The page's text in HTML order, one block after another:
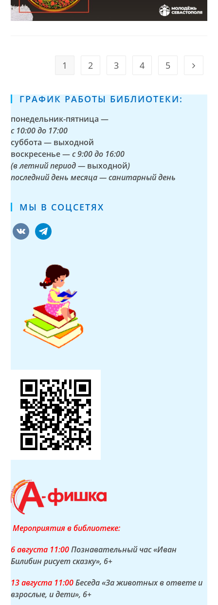
1 2 3 4 5 Go to
ГРАФИК РАБОТЫ БИБЛИОТЕКИ:
понедельник-пятница —
с 10:00 до 17:00
суббота — выходной
воскресенье —с 9:00 до 16:00
(в летний период — выходной)
последний день месяца — санитарный день
МЫ В СОЦСЕТЯХ
vkontaktetelegram
Мероприятия в библиотеке:
6 августа 11:00Познавательный час «Иван
Билибин рисует сказку», 6+
13 августа 11:00Беседа «За животных в ответе и
взрослые, и дети», 6+